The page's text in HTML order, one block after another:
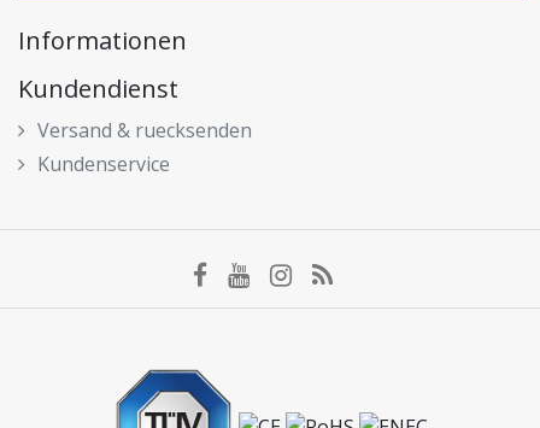
Informationen
Kundendienst
Versand & ruecksenden
Kundenservice